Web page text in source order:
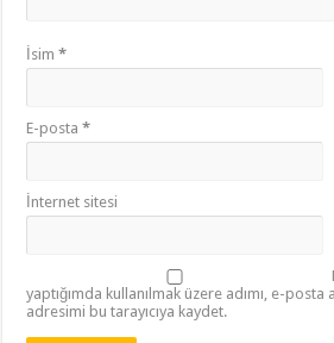
İsim*
E-posta*
İnternet sitesi
yaptığımda kullanılmak üzere adımı, e-
adresimi bu tarayıcıya kaydet.